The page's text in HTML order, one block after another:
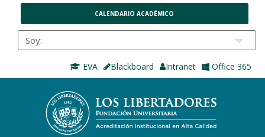
CALENDARIO ACADÉMICO
EVA Blackboard Intranet Office 365